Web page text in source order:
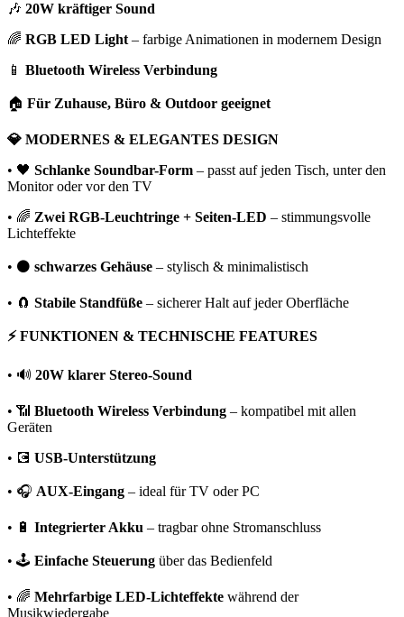
🎶 20W kräftiger Sound
🌈 RGB LED Light – farbige Animationen in modernem Design
📱 Bluetooth Wireless Verbindung
🏠 Für Zuhause, Büro & Outdoor geeignet
💎 MODERNES & ELEGANTES DESIGN
• 🖤 Schlanke Soundbar-Form – passt auf jeden Tisch, unter den
Monitor oder vor den TV
• 🌈 Zwei RGB-Leuchtringe + Seiten-LED – stimmungsvolle
Lichteffekte
• ⚫ schwarzes Gehäuse – stylisch & minimalistisch
• 🧲 Stabile Standfüße – sicherer Halt auf jeder Oberfläche
⚡ FUNKTIONEN & TECHNISCHE FEATURES
• 🔊 20W klarer Stereo-Sound
• 📶 Bluetooth Wireless Verbindung – kompatibel mit allen
Geräten
• 💽 USB-Unterstützung
• 🎧 AUX-Eingang – ideal für TV oder PC
• 🔋 Integrierter Akku – tragbar ohne Stromanschluss
• 🕹️ Einfache Steuerung über das Bedienfeld
• 🌈 Mehrfarbige LED-Lichteffekte während der
Musikwiedergabe